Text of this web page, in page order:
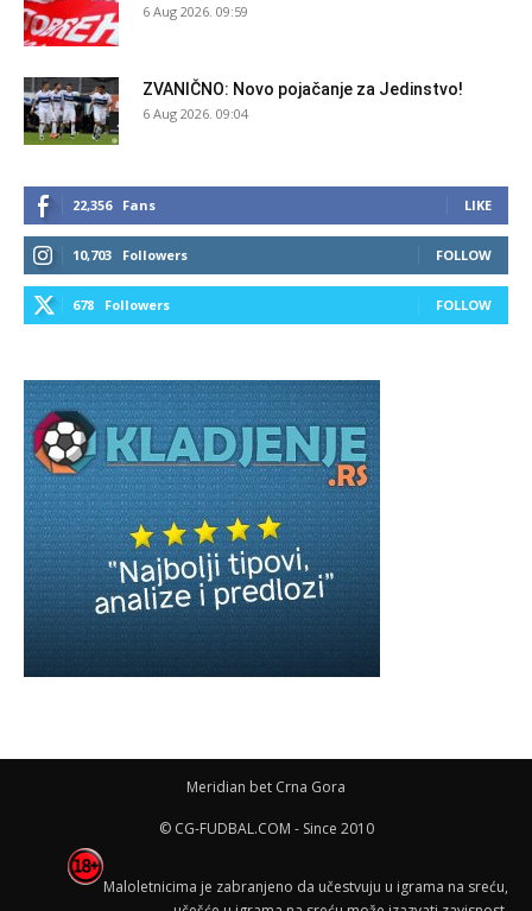
6 Aug 2026. 09:59
ZVANIČNO: Novo pojačanje za Jedinstvo!
6 Aug 2026. 09:04
22,356 Fans LIKE
10,703 Followers FOLLOW
678 Followers FOLLOW
Meridian bet Crna Gora
© CG-FUDBAL.COM - Since 2010
Maloletnicima je zabranjeno da učestvuju u igrama na sreću,